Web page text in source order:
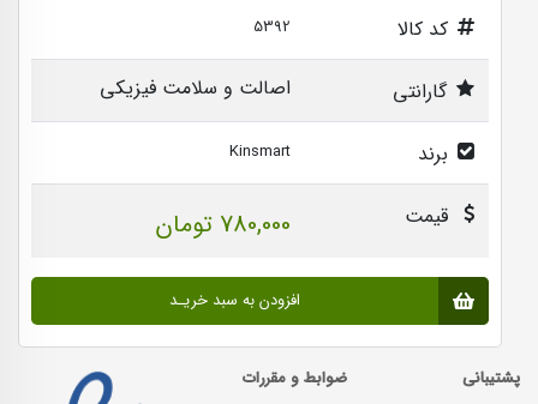
کد کالا 5392
گارانتی اصالت و سلامت فیزیکی
برند Kinsmart
قیمت 780,000 تومان
افزودن به سبد خریـد
پشتیبانی
ضوابط و مقررات